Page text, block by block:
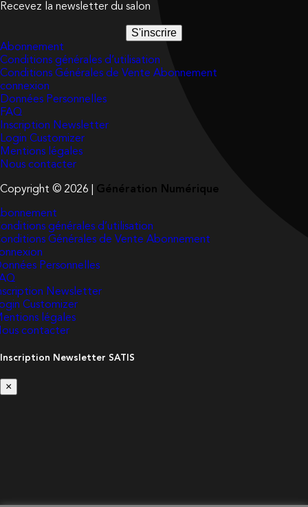
Recevez la newsletter du salon
S'inscrire
Abonnement
Conditions générales d’utilisation
Conditions Générales de Vente Abonnement
connexion
Données Personnelles
FAQ
Inscription Newsletter
Login Customizer
Mentions légales
Nous contacter
Copyright © 2026 | Génération Numérique
générales d’utilisation
Générales de Vente Abonnement
Personnelles
Newsletter
Customizer
légales
contacter
Inscription Newsletter SATIS
×